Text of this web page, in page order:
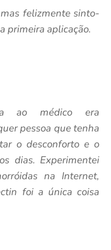
felizmente sinto-
primeira aplicação.
ao médico era
pessoa que tenha
o desconforto e o
dias. Experimentei
na Internet,
foi a única coisa